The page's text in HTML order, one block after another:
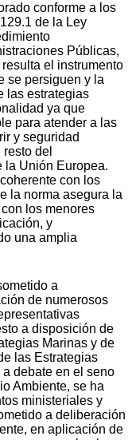
conforme a los
de la Ley
Públicas,
el instrumento
se persiguen y la
las estrategias
ya que
para atender a las
y seguridad
del
la Unión Europea.
con los
la norma asegura la
los menores
y
una amplia
a
de numerosos
a disposición de
Marinas y de
las Estrategias
debate en el seno
Ambiente, se ha
ministeriales y
a deliberación
en aplicación de